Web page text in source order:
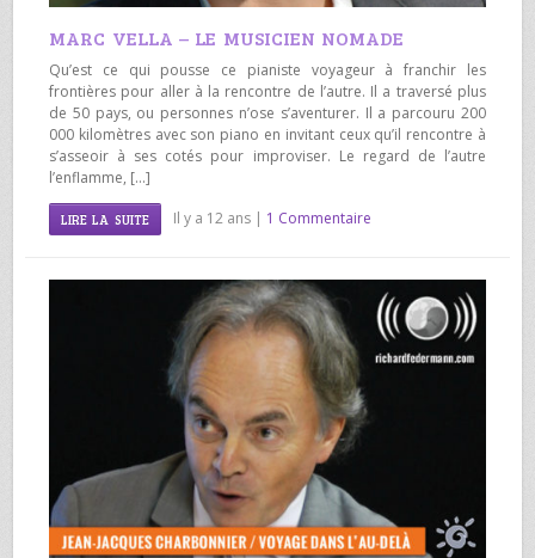
MARC VELLA – LE MUSICIEN NOMADE
Qu’est ce qui pousse ce pianiste voyageur à franchir les
frontières pour aller à la rencontre de l’autre. Il a traversé plus
de 50 pays, ou personnes n’ose s’aventurer. Il a parcouru 200
000 kilomètres avec son piano en invitant ceux qu’il rencontre à
s’asseoir à ses cotés pour improviser. Le regard de l’autre
l’enflamme, […]
LIRE LA SUITE Il y a 12 ans | 1 Commentaire